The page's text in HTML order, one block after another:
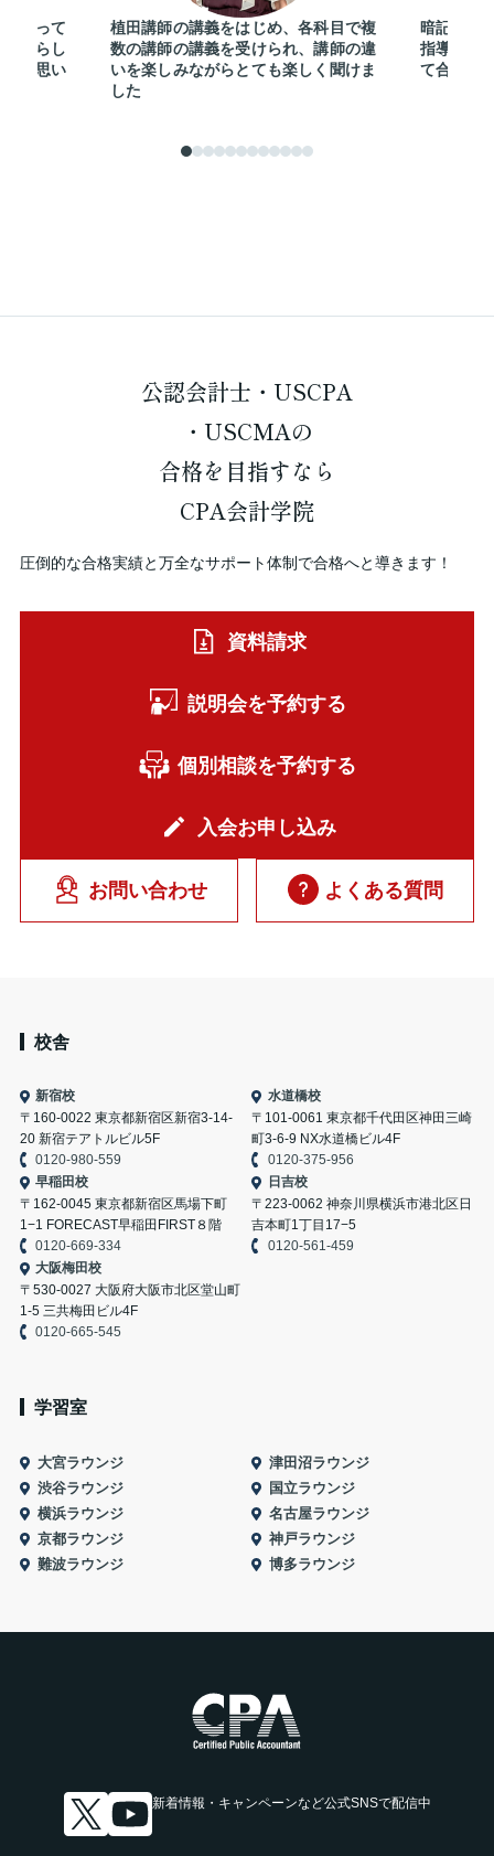
なって
晴らし
と思い
植田講師の講義をはじめ、各科目で複
数の講師の講義を受けられ、講師の違
いを楽しみながらとても楽しく聞けま
した
暗記すべ
指導を信
て合格で
公認会計士・USCPA
・USCMAの
合格を 目指すなら
CPA会計学院
圧倒的な合格実績と万全なサポート体制で合格へと導きます！
資料請求
説明会を予約する
個別相談を予約する
入会お申し込み
お問い合わせ よくある質問
校舎
新宿校
〒160-0022 東京都新宿区新宿3-14-
20 新宿テアトルビル5F
0120-980-559
水道橋校
〒101-0061 東京都千代田区神田三崎
町3-6-9 NX水道橋ビル4F
0120-375-956
早稲田校
〒162-0045 東京都新宿区馬場下町
1−1 FORECAST早稲田FIRST８階
0120-669-334
日吉校
〒223-0062 神奈川県横浜市港北区日
吉本町1丁目17−5
0120-561-459
大阪梅田校
〒530-0027 大阪府大阪市北区堂山町
1-5 三共梅田ビル4F
0120-665-545
学習室
大宮ラウンジ
津田沼ラウンジ
渋谷ラウンジ
国立ラウンジ
横浜ラウンジ
名古屋ラウンジ
京都ラウンジ
神戸ラウンジ
難波ラウンジ
博多ラウンジ
新着情報・キャンペーンなど公式SNSで配信中